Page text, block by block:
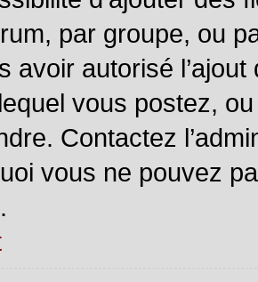
par groupe, ou
avoir autorisé
vous postez,
Contactez
vous ne pouvez